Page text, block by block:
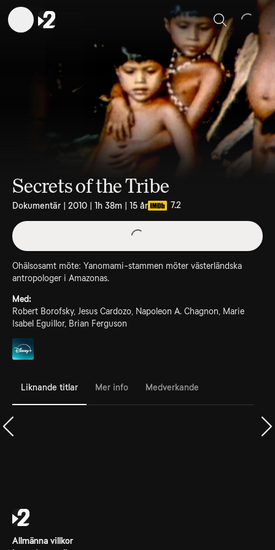
Sök
Secrets of the Tribe
Dokumentär | 2010 | 1h 38m | 15 år 7.2
Ohälsosamt möte: Yanomami-stammen möter västerländska
antropologer i Amazonas.
Med:
Robert Borofsky, Jesus Cardozo, Napoleon A. Chagnon, Marie
Isabel Eguillor, Brian Ferguson
Liknande titlar Mer info Medverkande
Allmänna villkor